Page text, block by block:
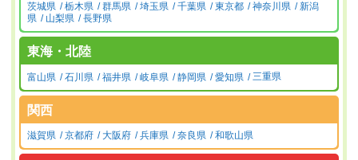
茨城県 栃木県 群馬県 埼玉県 千葉県 東京都 神奈川県
新潟
県
山梨県 長野県
東海・北陸
富山県 石川県 福井県 岐阜県 静岡県 愛知県 三重県
関西
滋賀県 京都府 大阪府 兵庫県 奈良県 和歌山県